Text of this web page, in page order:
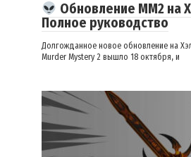
Обновление MM2 на
Полное руководство
Долгожданное новое обновление на
Murder Mystery 2 вышло 18 октября, и